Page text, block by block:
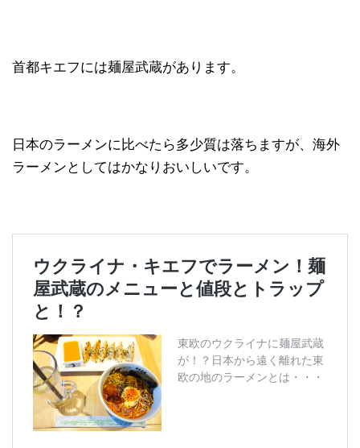
首都キエフには麺屋武蔵があります。
日本のラーメンに比べたら多少質は落ちますが、海外
ラーメンとしてはかなりおいしいです。